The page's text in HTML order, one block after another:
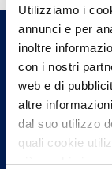
Utilizziamo i
annunci e per
inoltre
con i nostri
web e di
altre
dal suo utilizzo
quali cookie
più su chi
un nostro
Contattaci